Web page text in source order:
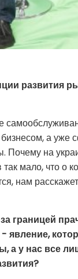
развития
а уже
Почему на
мало, что о
нам
границей
явление,
а у нас все